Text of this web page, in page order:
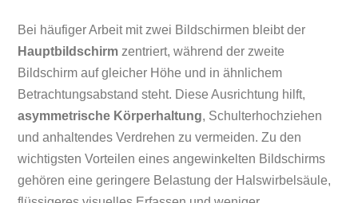
Bei häufiger Arbeit mit zwei Bildschirmen bleibt der
Hauptbildschirm zentriert, während der zweite
Bildschirm auf gleicher Höhe und in ähnlichem
Betrachtungsabstand steht. Diese Ausrichtung hilft,
asymmetrische Körperhaltung, Schulterhochziehen
und anhaltendes Verdrehen zu vermeiden. Zu den
wichtigsten Vorteilen eines angewinkelten Bildschirms
gehören eine geringere Belastung der Halswirbelsäule,